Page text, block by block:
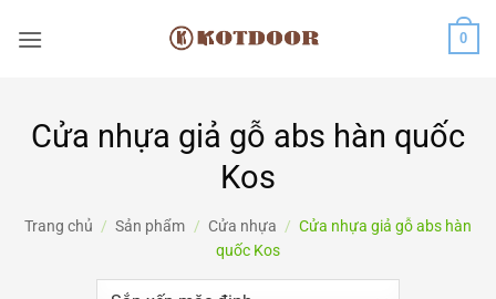
qua
0
Cửa nhựa giả gỗ abs hàn quốc
Kos
Trang chủ / Sản phẩm / Cửa nhựa / Cửa nhựa giả gỗ abs hàn
quốc Kos